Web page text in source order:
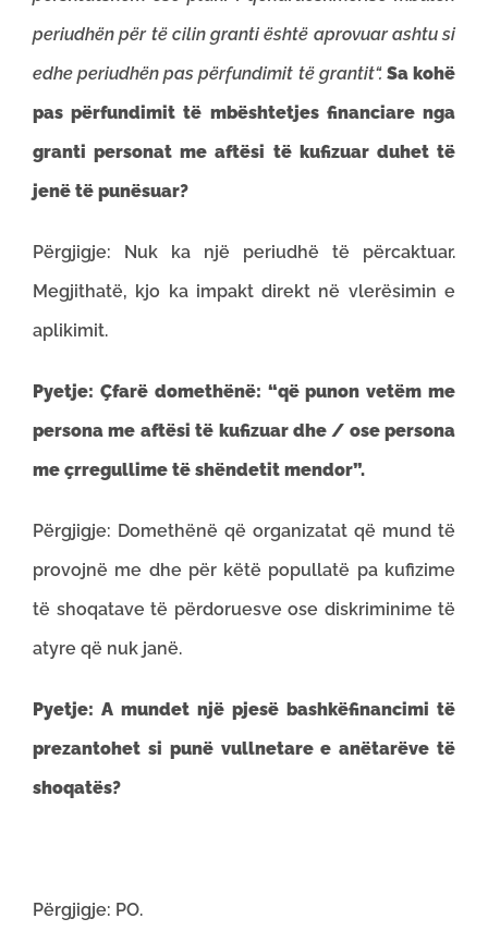
periudhën për të cilin granti është aprovuar ashtu si
edhe periudhën pas përfundimit të grantit“. Sa kohë
pas përfundimit të mbështetjes financiare nga
granti personat me aftësi të kufizuar duhet të
jenë të punësuar?
Përgjigje: Nuk ka një periudhë të përcaktuar.
Megjithatë, kjo ka impakt direkt në vlerësimin e
aplikimit.
Pyetje: Çfarë domethënë: “që punon vetëm me
persona me aftësi të kufizuar dhe / ose persona
me çrregullime të shëndetit mendor”.
Përgjigje: Domethënë që organizatat që mund të
provojnë me dhe për këtë popullatë pa kufizime
të shoqatave të përdoruesve ose diskriminime të
atyre që nuk janë.
Pyetje: A mundet një pjesë bashkëfinancimi të
prezantohet si punë vullnetare e anëtarëve të
shoqatës?
Përgjigje: PO.